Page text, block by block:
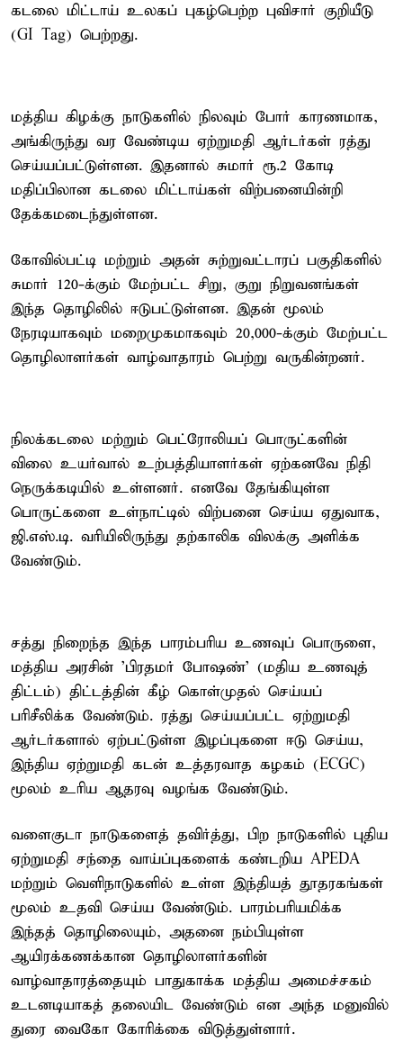
கடலை மிட்டாய் உலகப் புகழ்பெற்ற புவிசார் குறியீடு
(GI Tag) பெற்றது.
மத்திய கிழக்கு நாடுகளில் நிலவும் போர் காரணமாக,
அங்கிருந்து வர வேண்டிய ஏற்றுமதி ஆர்டர்கள் ரத்து
செய்யப்பட்டுள்ளன. இதனால் சுமார் ரூ.2 கோடி
மதிப்பிலான கடலை மிட்டாய்கள் விற்பனையின்றி
தேக்கமடைந்துள்ளன.
கோவில்பட்டி மற்றும் அதன் சுற்றுவட்டாரப் பகுதிகளில்
சுமார் 120-க்கும் மேற்பட்ட சிறு, குறு நிறுவனங்கள்
இந்த தொழிலில் ஈடுபட்டுள்ளன. இதன் மூலம்
நேரடியாகவும் மறைமுகமாகவும் 20,000-க்கும் மேற்பட்ட
தொழிலாளர்கள் வாழ்வாதாரம் பெற்று வருகின்றனர்.
நிலக்கடலை மற்றும் பெட்ரோலியப் பொருட்களின்
விலை உயர்வால் உற்பத்தியாளர்கள் ஏற்கனவே நிதி
நெருக்கடியில் உள்ளனர். எனவே தேங்கியுள்ள
பொருட்களை உள்நாட்டில் விற்பனை செய்ய ஏதுவாக,
ஜி.எஸ்.டி. வரியிலிருந்து தற்காலிக விலக்கு அளிக்க
வேண்டும்.
சத்து நிறைந்த இந்த பாரம்பரிய உணவுப் பொருளை,
மத்திய அரசின் 'பிரதமர் போஷண்' (மதிய உணவுத்
திட்டம்) திட்டத்தின் கீழ் கொள்முதல் செய்யப்
பரிசீலிக்க வேண்டும். ரத்து செய்யப்பட்ட ஏற்றுமதி
ஆர்டர்களால் ஏற்பட்டுள்ள இழப்புகளை ஈடு செய்ய,
இந்திய ஏற்றுமதி கடன் உத்தரவாத கழகம் (ECGC)
மூலம் உரிய ஆதரவு வழங்க வேண்டும்.
வளைகுடா நாடுகளைத் தவிர்த்து, பிற நாடுகளில் புதிய
ஏற்றுமதி சந்தை வாய்ப்புகளைக் கண்டறிய APEDA
மற்றும் வெளிநாடுகளில் உள்ள இந்தியத் தூதரகங்கள்
மூலம் உதவி செய்ய வேண்டும். பாரம்பரியமிக்க
இந்தத் தொழிலையும், அதனை நம்பியுள்ள
ஆயிரக்கணக்கான தொழிலாளர்களின்
வாழ்வாதாரத்தையும் பாதுகாக்க மத்திய அமைச்சகம்
உடனடியாகத் தலையிட வேண்டும் என அந்த மனுவில்
துரை வைகோ கோரிக்கை விடுத்துள்ளார்.